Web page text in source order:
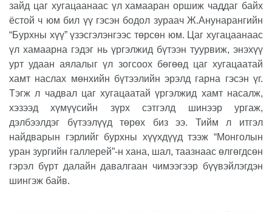
зайд цаг хугацаанаас үл хамааран оршиж чаддаг байх
ёстой ч юм бил үү гэсэн бодол зураач Ж.Анунарангийн
“Бурхны хүү” үзэсгэлэнгээс төрсөн юм. Цаг хугацаанаас
үл хамаарна гэдэг нь үргэлжид бүтээн туурвиж, энэхүү
урт удаан аялалыг үл зогсоох бөгөөд цаг хугацаатай
хамт наслах мөнхийн бүтээлийн эрэлд гарна гэсэн үг.
Тэгж л чадвал цаг хугацаатай үргэлжид хамт насалж,
хэзээд хүмүүсийн зүрх сэтгэлд шинээр ургаж,
дэлбээлдэг бүтээлүүд төрөх биз ээ. Тийм л итгэл
найдварын гэрлийг бурхны хүүхдүүд тээж “Монголын
уран зургийн галлерей”-н хана, шал, таазнаас өлгөгдсөн
гэрэл бүрт далайн давалгаан чимээгээр бүүвэйлэгдэн
шингэж байв.